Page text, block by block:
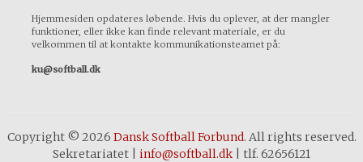
Hjemmesiden opdateres løbende. Hvis du oplever, at der mangler
funktioner, eller ikke kan finde relevant materiale, er du
velkommen til at kontakte kommunikationsteamet på:
ku@softball.dk
Copyright © 2026 Dansk Softball Forbund. All rights reserved.
Sekretariatet
info@softball.dk
tlf. 62656121